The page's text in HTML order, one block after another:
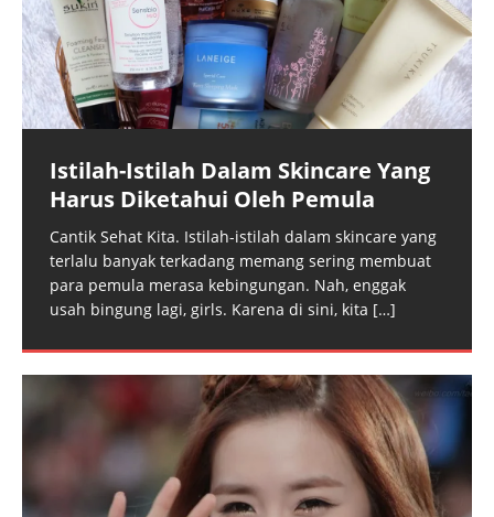
Istilah-Istilah Dalam Skincare Yang
Harus Diketahui Oleh Pemula
Cantik Sehat Kita. Istilah-istilah dalam skincare yang
terlalu banyak terkadang memang sering membuat
para pemula merasa kebingungan. Nah, enggak
usah bingung lagi, girls. Karena di sini, kita […]